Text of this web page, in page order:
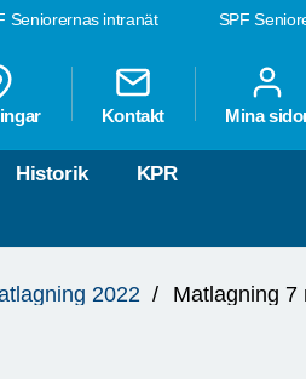
SPF
Seniorernas intranät
Kontakt Mina
Historik KPR
2022 Matlagning 7